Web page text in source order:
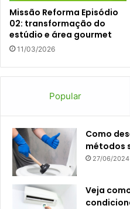
Missão Reforma Episódio
02: transformação do
estúdio e área gourmet
11/03/2026
Popular
Como
métodos
27/06/2024
Veja